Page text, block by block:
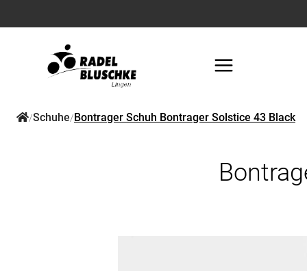
/Schuhe/Bontrager Schuh Bontrager Solstice 43 Black